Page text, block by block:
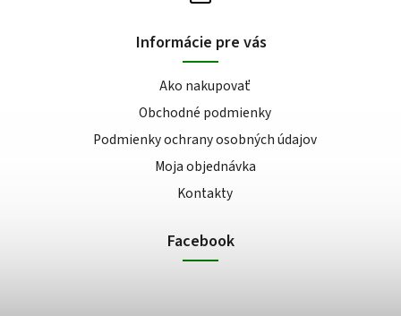
Informácie pre vás
Ako nakupovať
Obchodné podmienky
Podmienky ochrany osobných údajov
Moja objednávka
Kontakty
Facebook